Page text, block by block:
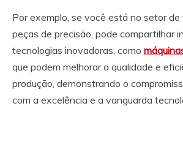
Por exemplo, se você está no setor
peças de precisão, pode compartilhar
tecnologias inovadoras, como
que podem melhorar a qualidade e
produção, demonstrando o
com a excelência e a vanguarda